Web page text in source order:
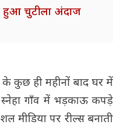
हुआ चुटीला अंदाज
के कुछ ही महीनों बाद घर में
गाँव में भड़काऊ कपड़े
मीडिया पर रील्स बनाती